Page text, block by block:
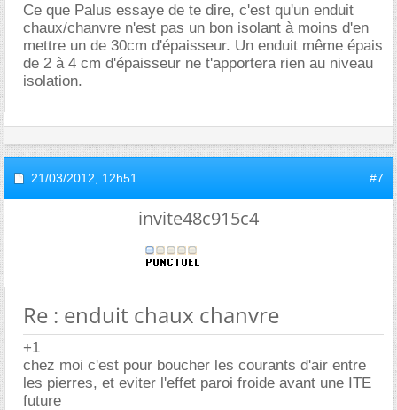
Ce que Palus essaye de te dire, c'est qu'un enduit
chaux/chanvre n'est pas un bon isolant à moins d'en
mettre un de 30cm d'épaisseur. Un enduit même épais
de 2 à 4 cm d'épaisseur ne t'apportera rien au niveau
isolation.
21/03/2012, 12h51 #7
invite48c915c4
Re : enduit chaux chanvre
+1
chez moi c'est pour boucher les courants d'air entre
les pierres, et eviter l'effet paroi froide avant une ITE
future